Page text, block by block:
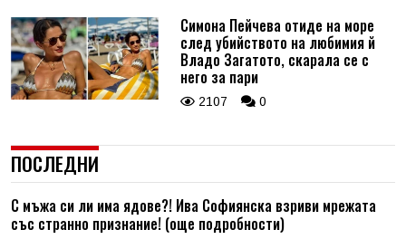
Симона Пейчева отиде на море
след убийството на любимия й
Владо Загатото, скарала се с
него за пари
2107 0
ПОСЛЕДНИ
С мъжа си ли има ядове?! Ива Софиянска взриви мрежата
със странно признание! (още подробности)